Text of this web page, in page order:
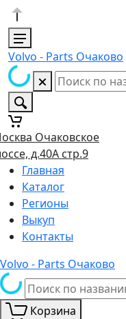
Volvo - Parts Очаково
Очаковское
д.40А стр.9
Главная
Каталог
Регионы
Выкуп
Контакты
Volvo - Parts Очаково
Корзина